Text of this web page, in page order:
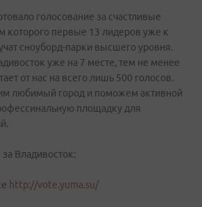
голосование за счастливые
которого первые 13 лидеров уже к
сноуборд-парки высшего уровня.
уже на 7 месте, тем не менее
от нас на всего лишь 500 голосов.
любимый город и поможем активной
площадку для
за Владивосток:
http://vote.yuma.su/